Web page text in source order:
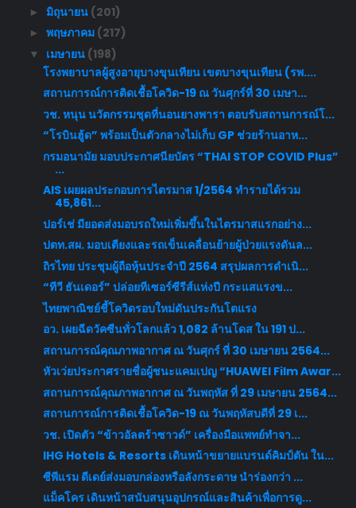
► มิถุนายน (201)
► พฤษภาคม (217)
▼ เมษายน (198)
โรงพยาบาลผู้สูงอายุบางขุนเทียน เขตบางขุนเทียน (รพ....
สถานการณ์การติดเชื้อโควิด-19 ณ วันศุกร์ที่ 30 เมษา...
วช. หนุน นวัตกรรมชุดที่นอนยางพารา ตอบรับสถานการณ์โ...
“โรบินฮู้ด” พร้อมเป็นตัวกลางไม่เก็บ GP ช่วยร้านอาห...
กรมอนามัย มอบประกาศนียบัตร “THAI STOP COVID Plus”
...
AIS เผยผลประกอบการไตรมาส 1/2564 ทำรายได้รวม
45,861...
ปอร์เช่ มียอดส่งมอบรถใหม่เพิ่มขึ้นในไตรมาสแรกอย่าง...
ปตท.สผ. มอบเตียงและรถเข็นเคลื่อนย้ายผู้ป่วยแรงดันล...
ถิรไทย ประชุมผู้ถือหุ้นประจำปี 2564 สรุปผลการดำเนิ...
“ทีวี ธันเดอร์” ปล่อยทีเซอร์ซีรีส์แห่งปี กระแสแรงข...
ไทยพาณิชย์ชี้โควิดรอบใหม่ดันประกันโตแรง
อว. เผยฉีดวัคซีนทั่วโลกแล้ว 1,082 ล้านโดส ใน 191 ป...
สถานการณ์คุณภาพอากาศ ณ วันศุกร์ ที่ 30 เมษายน 2564...
หัวเว่ยประกาศรายชื่อผู้ชนะแคมเปญ “HUAWEI Film Awar...
สถานการณ์คุณภาพอากาศ ณ วันพฤหัส ที่ 29 เมษายน 2564...
สถานการณ์การติดเชื้อโควิด-19 ณ วันพฤหัสบดีที่ 29 เ...
วช. เปิดตัว “ข้าวอัลตร้าซาวด์” เครื่องมือแพทย์ทำจา...
IHG Hotels & Resorts เดินหน้าขยายแบรนด์คิมป์ตัน ใน...
ซีพีแรม ดีเดย์ส่งมอบกล่องหรือลังกระดาษ นำร่องกว่า ...
แม็คโคร เดินหน้าสนับสนุนอุปกรณ์และสินค้าเพื่อการดู...